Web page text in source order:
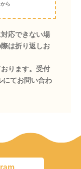
ら
応できない場
は折り返しお
ります。受付
にてお問い合わ